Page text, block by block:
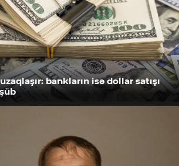
bankların isə dollar satışı